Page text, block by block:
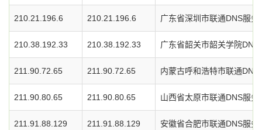
210.21.196.6 210.21.196.6 广东省深圳市联通DNS服务
210.38.192.33 210.38.192.33 广东省韶关市韶关学院DNS
211.90.72.65 211.90.72.65 内蒙古呼和浩特市联通DNS
211.90.80.65 211.90.80.65 山西省太原市联通DNS服务
211.91.88.129 211.91.88.129 安徽省合肥市联通DNS服务